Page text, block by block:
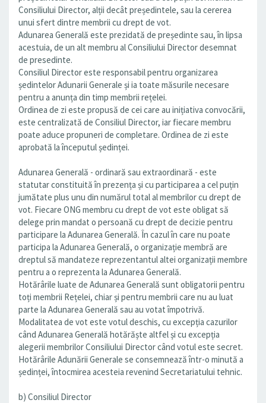
Consiliului Director, alții decât președintele, sau la cererea
unui sfert dintre membrii cu drept de vot.
Adunarea Generală este prezidată de președinte sau, în lipsa
acestuia, de un alt membru al Consiliului Director desemnat
de presedinte.
Consiliul Director este responsabil pentru organizarea
ședintelor Adunarii Generale și ia toate măsurile necesare
pentru a anunța din timp membrii rețelei.
Ordinea de zi este propusă de cei care au inițiativa convocării,
este centralizată de Consiliul Director, iar fiecare membru
poate aduce propuneri de completare. Ordinea de zi este
aprobată la începutul ședinței.
Adunarea Generală - ordinară sau extraordinară - este
statutar constituită în prezența și cu participarea a cel puțin
jumătate plus unu din numărul total al membrilor cu drept de
vot. Fiecare ONG membru cu drept de vot este obligat să
delege prin mandat o persoană cu drept de decizie pentru
participare la Adunarea Generală. În cazul în care nu poate
participa la Adunarea Generală, o organizație membră are
dreptul să mandateze reprezentantul altei organizații membre
pentru a o reprezenta la Adunarea Generală.
Hotărârile luate de Adunarea Generală sunt obligatorii pentru
toți membrii Rețelei, chiar și pentru membrii care nu au luat
parte la Adunarea Generală sau au votat împotrivă.
Modalitatea de vot este votul deschis, cu excepția cazurilor
când Adunarea Generală hotărăște altfel și cu excepția
alegerii membrilor Consiliului Director când votul este secret.
Hotărârile Adunării Generale se consemnează într-o minută a
ședinței, întocmirea acesteia revenind Secretariatului tehnic.
b) Consiliul Director